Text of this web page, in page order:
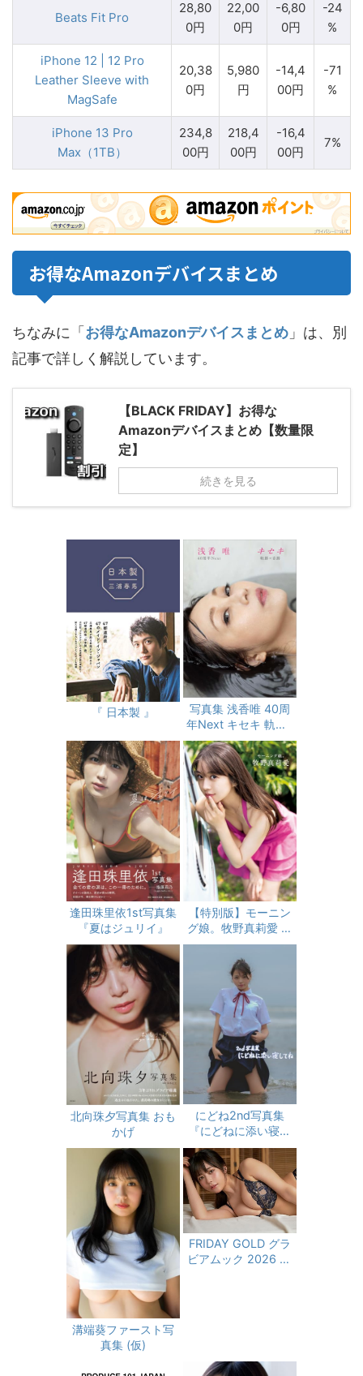
Beats Fit Pro
28,80
0円
22,00
0円
-6,80
0円
-24
%
iPhone 12 | 12 Pro
Leather Sleeve with
MagSafe
20,38
0円
5,980
円
-14,4
00円
-71
%
iPhone 13 Pro
Max（1TB）
234,8
00円
218,4
00円
-16,4
00円
7%
お得なAmazonデバイスまとめ
ちなみに「お得なAmazonデバイスまとめ 」は、別
記事で詳しく解説しています。
【BLACK FRIDAY】お得な
Amazonデバイスまとめ【数量限
定】
続きを見る
『 日本製 』
写真集 浅香唯 40周
年Next キセキ 軌跡×
奇跡
逢田珠里依1st写真集
『夏はジュリイ』
【特別版】モーニン
グ娘。牧野真莉愛 ラ
スト写真集 『 モーニ
ング娘。牧野真莉愛
』 限定カバーver.
北向珠夕写真集 おも
かげ
にどね2nd写真集
『にどねに添い寝し
てね』
溝端葵ファースト写
真集 (仮)
FRIDAY GOLD グラ
ビアムック 2026 Su